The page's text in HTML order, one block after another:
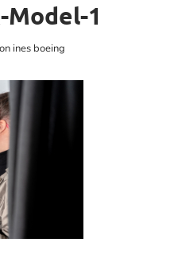
Model-1
ines boeing